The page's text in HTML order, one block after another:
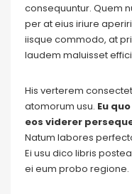
consequuntur. Quem
per at eius iriure
iisque commodo, at
laudem maluisset
His verterem
atomorum usu. Eu
eos viderer
Natum labores
Ei usu dico libris
ei eum probo regione.